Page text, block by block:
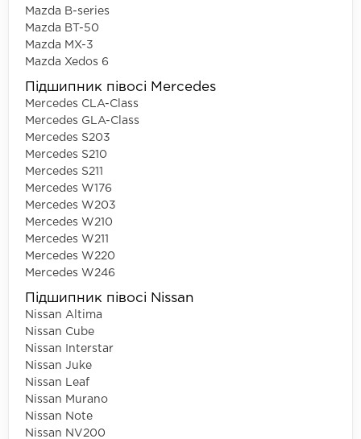
Mazda B-series
Mazda BT-50
Mazda MX-3
Mazda Xedos 6
Підшипник півосі Mercedes
Mercedes CLA-Class
Mercedes GLA-Class
Mercedes S203
Mercedes S210
Mercedes S211
Mercedes W176
Mercedes W203
Mercedes W210
Mercedes W211
Mercedes W220
Mercedes W246
Підшипник півосі Nissan
Nissan Altima
Nissan Cube
Nissan Interstar
Nissan Juke
Nissan Leaf
Nissan Murano
Nissan Note
Nissan NV200